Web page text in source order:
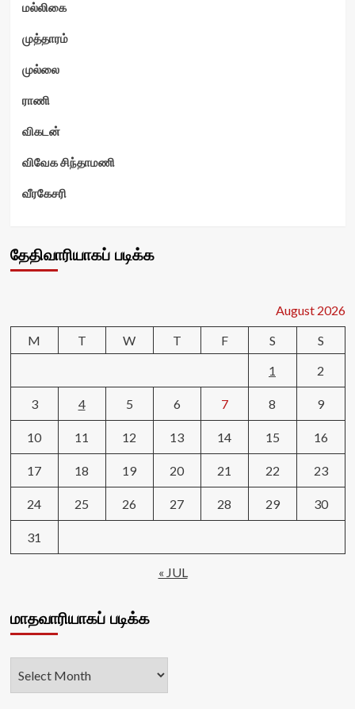
மல்லிகை
முத்தாரம்
முல்லை
ராணி
விகடன்
விவேக சிந்தாமணி
வீரகேசரி
தேதிவாரியாகப் படிக்க
August 2026
M
T W T F S
S
1
2
3 4 5 6 7 8 9
10 11 12 13 14 15 16
17 18 19 20 21 22 23
24 25 26 27 28 29 30
31
« JUL
மாதவாரியாகப் படிக்க